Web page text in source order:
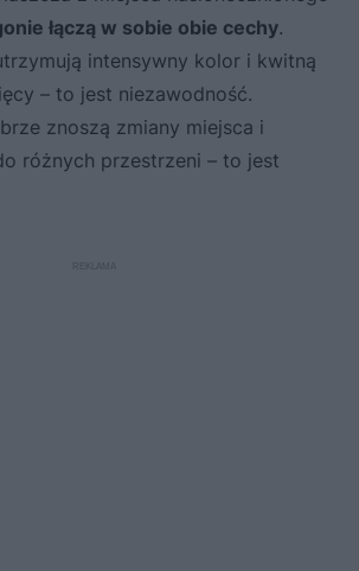
łączą w sobie obie cechy.
intensywny kolor i kwitną
– to jest niezawodność.
znoszą zmiany miejsca i
różnych przestrzeni – to jest